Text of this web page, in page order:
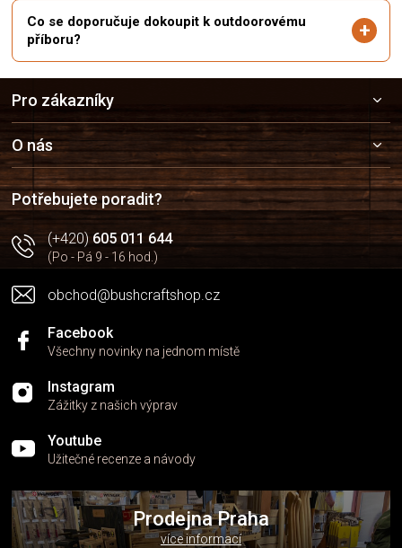
Co se doporučuje dokoupit k outdoorovému
příboru?
a
t
í
Pro zákazníky
O nás
Potřebujete poradit?
(+420)605 011 644
(Po - Pá 9 - 16 hod.)
obchod@bushcraftshop.cz
Facebook
Všechny novinky na jednom místě
Instagram
Zážitky z našich výprav
Youtube
Užitečné recenze a návody
Prodejna Praha
více informací